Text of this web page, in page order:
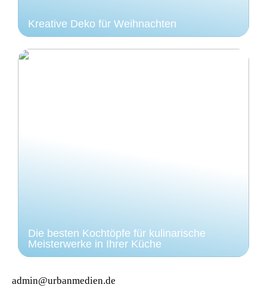
Kreative Deko für Weihnachten
Die besten Kochtöpfe für kulinarische
Meisterwerke in Ihrer Küche
admin@urbanmedien.de